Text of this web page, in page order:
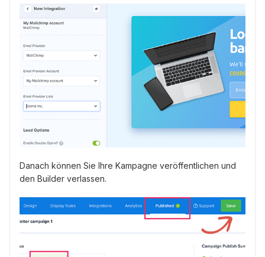
Danach können Sie Ihre Kampagne veröffentlichen und
den Builder verlassen.